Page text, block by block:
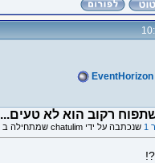
EventHorizon
רקוב הוא לא טעים...
שנכתבה על ידי chatulim שמתחילה ב "מחקר: ההזדקנות פוגעת גם בהבנת בדיחות"